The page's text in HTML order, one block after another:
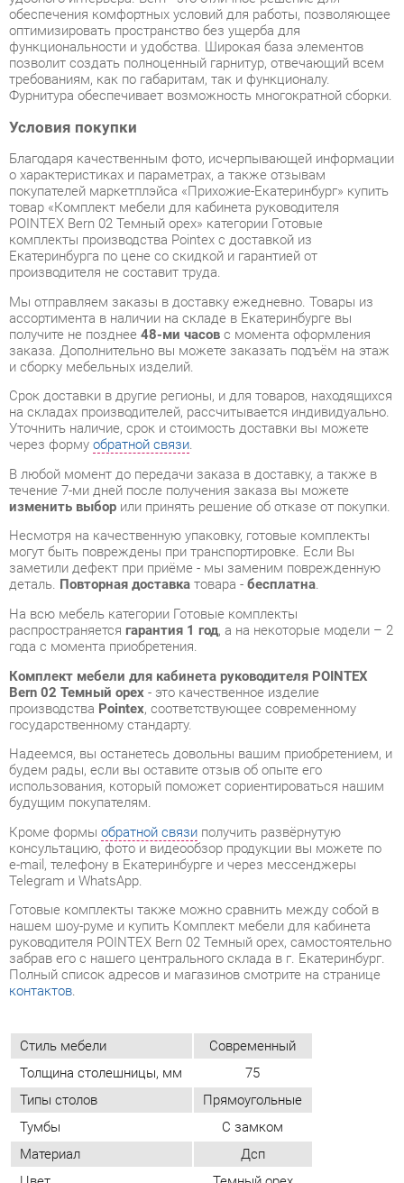
Фурнитура обеспечивает возможность многократной сборки.
Условия покупки
Благодаря качественным фото, исчерпывающей информации
о характеристиках и параметрах, а также отзывам
покупателей маркетплэйса «Прихожие-Екатеринбург» купить
товар «Комплект мебели для кабинета руководителя
POINTEX Bern 02 Темный орех» категории Готовые
Екатеринбурга по цене со скидкой и гарантией от
производителя не составит труда.
Мы отправляем заказы в доставку ежедневно. Товары из
ассортимента в наличии на складе в Екатеринбурге вы
получите не позднее48-ми часовс момента оформления
заказа. Дополнительно вы можете заказать подъём на этаж
и сборку мебельных изделий.
Срок доставки в другие регионы, и для товаров, находящихся
на складах производителей, рассчитывается индивидуально.
Уточнить наличие, срок и стоимость доставки вы можете
через формуобратной связи
В любой момент до передачи заказа в доставку, а также в
течение 7-ми дней после получения заказа вы можете
изменить выбор или принять решение об отказе от покупки.
Несмотря на качественную упаковку, готовые комплекты
могут быть повреждены при транспортировке. Если Вы
заметили дефект при приёме - мы заменим поврежденную
деталь.Повторная доставкатовара -бесплатна.
На всю мебель категории Готовые комплекты
года с момента приобретения.
Комплект мебели для кабинета руководителя POINTEX
Bern 02 Темный орех- это качественное изделие
государственному стандарту.
Надеемся, вы останетесь довольны вашим приобретением, и
будем рады, если вы оставите отзыв об опыте его
использования, который поможет сориентироваться нашим
будущим покупателям.
Кроме формы обратной связиполучить развёрнутую
консультацию, фото и видеообзор продукции вы можете по
e-mail, телефону в Екатеринбурге и через мессенджеры
Telegram и WhatsApp.
Готовые комплекты также можно сравнить между собой в
нашем шоу-руме и купить Комплект мебели для кабинета
руководителя POINTEX Bern 02 Темный орех, самостоятельно
забрав его с нашего центрального склада в г. Екатеринбург.
Полный список адресов и магазинов смотрите на странице
контактов.
Стиль мебели
Современный
Толщина столешницы, мм
75
Типы столов
Прямоугольные
Тумбы
Цвет Темный орех
ОТЗЫВЫ
Пока нет отзывов, поделитесь первым своим мнением.
ДОБАВИТЬ ОТЗЫВ